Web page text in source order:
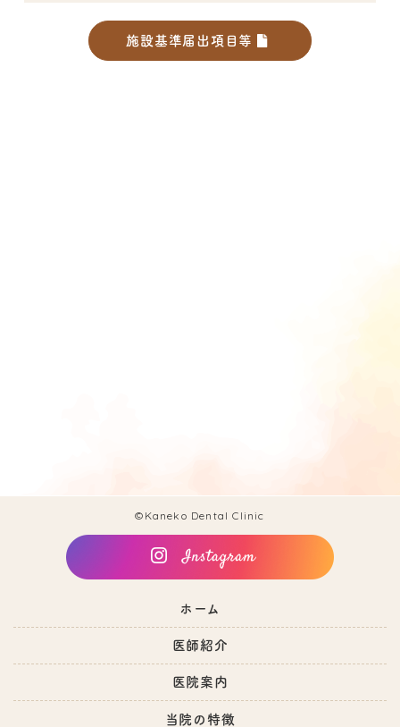
施設基準届出項目等
©Kaneko Dental Clinic
ホーム
医師紹介
医院案内
当院の特徴